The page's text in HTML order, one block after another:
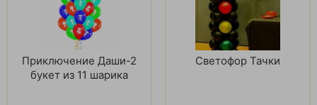
Приключение Даши-2
букет из 11 шарика
Светофор Тачки